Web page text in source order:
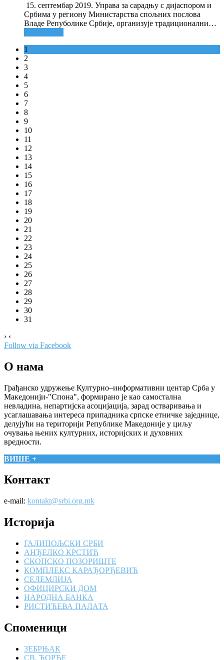
15. септембар 2019. Управа за сарадњу с дијаспором и
Србима у региону Министарства спољних послова
Владе Репуболике Србије, организује традиционални…
1
2
3
4
5
6
7
8
9
10
11
12
13
14
15
16
17
18
19
20
21
22
23
24
25
26
27
28
29
30
31
› ‹
Follow via Facebook
О нама
Грађанско удружење Културно–информативни центар Срба у
Македонији-"Спона", формирано је као самостална
невладина, непартијска асоцијација, зарад остваривања и
усаглашавања интереса припадника српске етничке заједнице,
делујући на територији Републике Македоније у циљу
очувања њених културних, историјских и духовних
вредности.
ВИШЕ +
Контакт
e-mail: kontakt@srbi.org.mk
Историја
ГАЛИПОЉСКИ СРБИ
АНЂЕЛКО КРСТИЋ
СКОПСКО ПОЗОРИШТЕ
КОМПЛЕКС КАРАЂОРЂЕВИЋ
СЕЛЕМЛИЈА
ОФИЦИРСКИ ДОМ
НАРОДНА БАНКА
РИСТИЋЕВА ПАЛАТА
Споменици
ЗЕБРЊАК
СВ. ЂОРЂЕ